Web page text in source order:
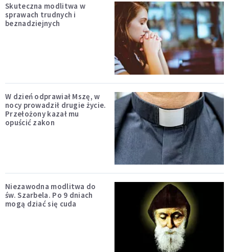
Skuteczna modlitwa w
sprawach trudnych i
beznadziejnych
W dzień odprawiał Mszę, w
nocy prowadził drugie życie.
Przełożony kazał mu
opuścić zakon
Niezawodna modlitwa do
św. Szarbela. Po 9 dniach
mogą dziać się cuda